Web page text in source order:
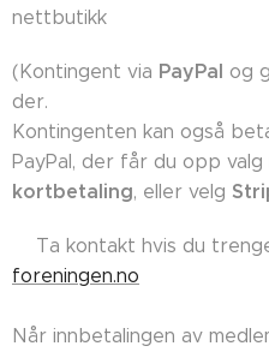
nettbutikk
(Kontingent via PayPal og
der.
Kontingenten kan også
PayPal, der får du opp valg
kortbetaling, eller velg
👉🏼Ta kontakt hvis du
foreningen.no
Når innbetalingen av